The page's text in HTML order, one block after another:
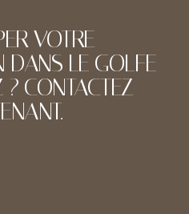
VOTRE
LE GOLFE
CONTACTEZ-